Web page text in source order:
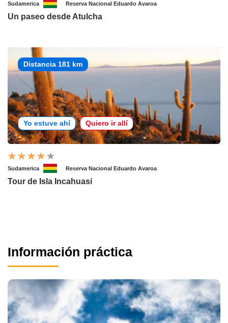
Sudamerica Reserva Nacional Eduardo Avaroa
Un paseo desde Atulcha
Distancia 181 km
Yo estuve ahí Quiero ir allí
Sudamerica Reserva Nacional Eduardo Avaroa
Tour de Isla Incahuasi
Información práctica